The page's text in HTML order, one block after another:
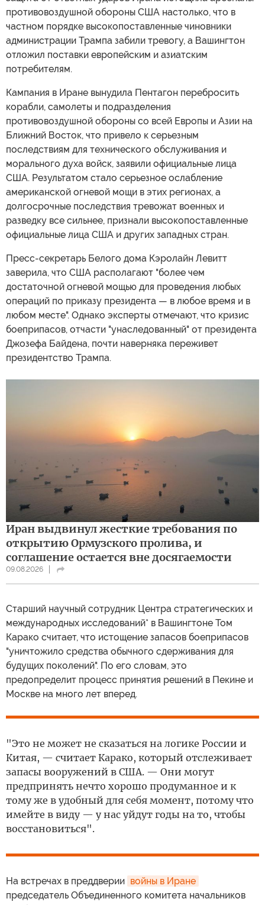
противовоздушной обороны США настолько, что в
частном порядке высокопоставленные чиновники
администрации Трампа забили тревогу, а Вашингтон
отложил поставки европейским и азиатским
потребителям.
Кампания в Иране вынудила Пентагон перебросить
корабли, самолеты и подразделения
противовоздушной обороны со всей Европы и Азии на
Ближний Восток, что привело к серьезным
последствиям для технического обслуживания и
морального духа войск, заявили официальные лица
США. Результатом стало серьезное ослабление
американской огневой мощи в этих регионах, а
долгосрочные последствия тревожат военных и
разведку все сильнее, признали высокопоставленные
официальные лица США и других западных стран.
Пресс-секретарь Белого дома Кэролайн Левитт
заверила, что США располагают "более чем
достаточной огневой мощью для проведения любых
операций по приказу президента — в любое время и в
любом месте". Однако эксперты отмечают, что кризис
боеприпасов, отчасти "унаследованный" от президента
Джозефа Байдена, почти наверняка переживет
президентство Трампа.
Иран выдвинул жесткие требования по
открытию Ормузского пролива, и
соглашение остается вне досягаемости
09.08.2026
Cтарший научный сотрудник Центра стратегических и
международных исследований* в Вашингтоне Том
Карако считает, что истощение запасов боеприпасов
"уничтожило средства обычного сдерживания для
будущих поколений". По его словам, это
предопределит процесс принятия решений в Пекине и
Москве на много лет вперед.
"Это не может не сказаться на логике России и
Китая, — считает Карако, который отслеживает
запасы вооружений в США. — Они могут
предпринять нечто хорошо продуманное и к
тому же в удобный для себя момент, потому что
имейте в виду — у нас уйдут годы на то, чтобы
восстановиться".
На встречах в преддверии войны в Иране
председатель Объединенного комитета начальников